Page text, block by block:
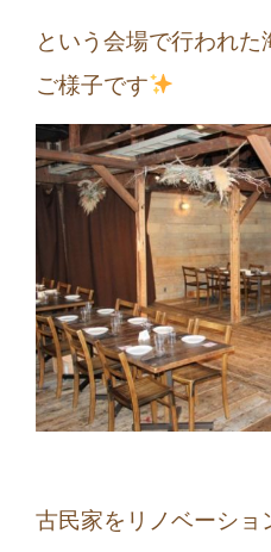
という会場で行われ
ご様子です
古民家をリノベーショ